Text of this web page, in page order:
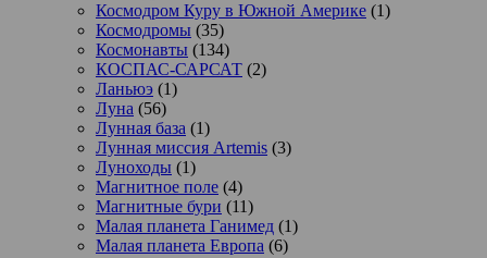
Космодром Куру в Южной Америке (1)
Космодромы (35)
Космонавты (134)
КОСПАС-САРСАТ (2)
Ланьюэ (1)
Луна (56)
Лунная база (1)
Лунная миссия Artemis (3)
Луноходы (1)
Магнитное поле (4)
Магнитные бури (11)
Малая планета Ганимед (1)
Малая планета Европа (6)